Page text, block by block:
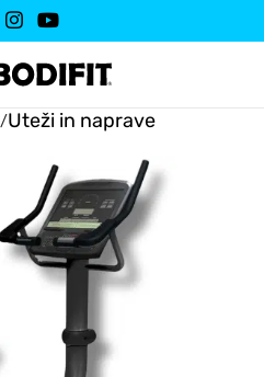
/Uteži in naprave